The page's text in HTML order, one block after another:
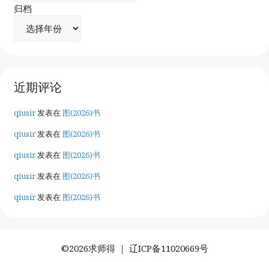
归档
近期评论
qiusir发表在 图(2026)书
qiusir发表在 图(2026)书
qiusir发表在 图(2026)书
qiusir发表在 图(2026)书
qiusir发表在 图(2026)书
©2026求师得 ｜ 辽ICP备11020669号